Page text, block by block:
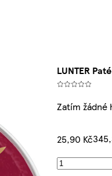
LUNTER
Zatím žádné
25,90 Kč